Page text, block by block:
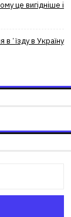
це вигідніше і
в Україну